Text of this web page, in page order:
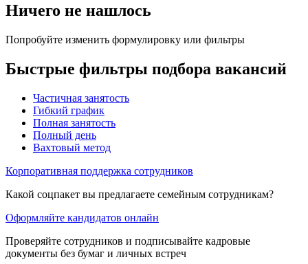
Ничего не нашлось
Попробуйте изменить формулировку или фильтры
Быстрые фильтры подбора вакансий
Частичная занятость
Гибкий график
Полная занятость
Полный день
Вахтовый метод
Корпоративная поддержка сотрудников
Какой соцпакет вы предлагаете семейным сотрудникам?
Оформляйте кандидатов онлайн
Проверяйте сотрудников и подписывайте кадровые
документы без бумаг и личных встреч